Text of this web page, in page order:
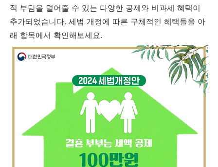
적 부담을 덜어줄 수 있는 다양한 공제와 비과세 혜택이
추가되었습니다. 세법 개정에 따른 구체적인 혜택들을 아
래 항목에서 확인해보세요.